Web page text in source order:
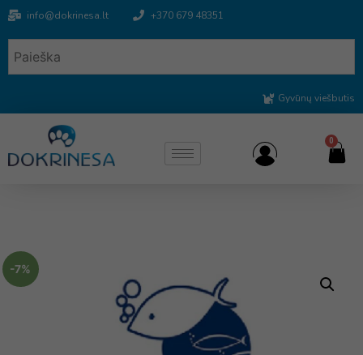
info@dokrinesa.lt +370 679 48351
Gyvūnų viešbutis
0
-7%